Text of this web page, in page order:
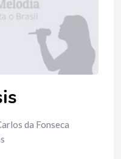
da Fonseca